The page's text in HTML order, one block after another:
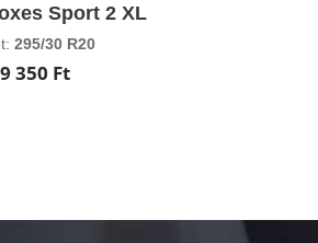
Sport 2 XL
295/30 R20
350 Ft